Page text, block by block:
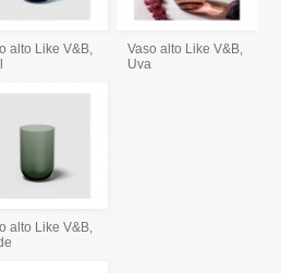
alto Like V&B,
Vaso alto Like V&B,
Uva
alto Like V&B,